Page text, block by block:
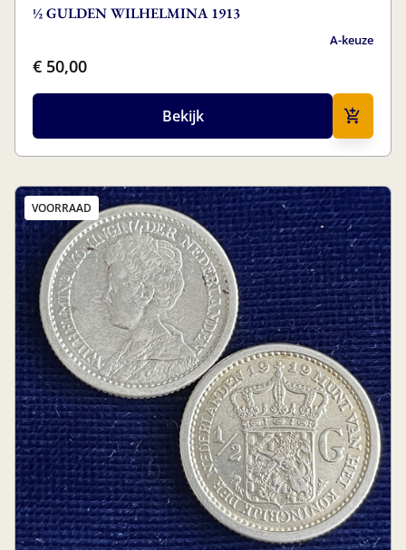
½ GULDEN WILHELMINA 1913
A-keuze
€ 50,00
Bekijk
VOORRAAD